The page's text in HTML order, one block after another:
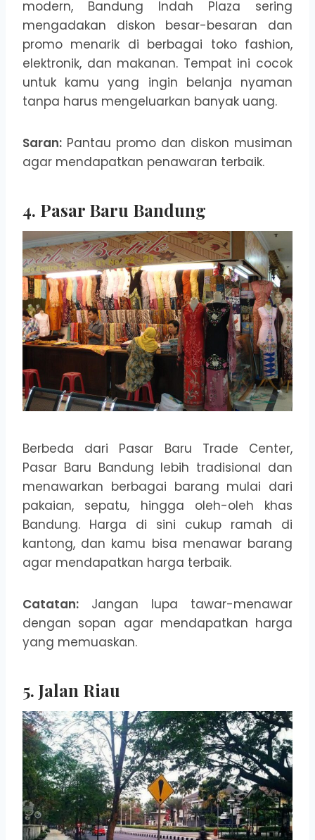
modern, Bandung Indah Plaza sering
mengadakan diskon besar-besaran dan
promo menarik di berbagai toko fashion,
elektronik, dan makanan. Tempat ini cocok
untuk kamu yang ingin belanja nyaman
tanpa harus mengeluarkan banyak uang.
Saran: Pantau promo dan diskon musiman
agar mendapatkan penawaran terbaik.
4. Pasar Baru Bandung
Berbeda dari Pasar Baru Trade Center,
Pasar Baru Bandung lebih tradisional dan
menawarkan berbagai barang mulai dari
pakaian, sepatu, hingga oleh-oleh khas
Bandung. Harga di sini cukup ramah di
kantong, dan kamu bisa menawar barang
agar mendapatkan harga terbaik.
Catatan: Jangan lupa tawar-menawar
dengan sopan agar mendapatkan harga
yang memuaskan.
5. Jalan Riau